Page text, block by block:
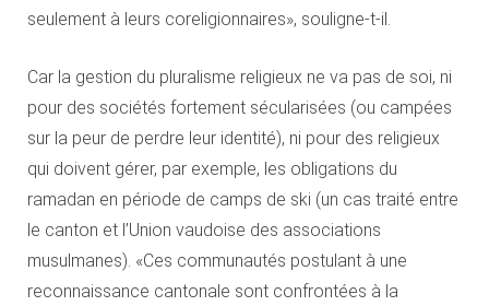
seulement à leurs coreligionnaires», souligne-t-il.
Car la gestion du pluralisme religieux ne va pas de soi, ni
pour des sociétés fortement sécularisées (ou campées
sur la peur de perdre leur identité), ni pour des religieux
qui doivent gérer, par exemple, les obligations du
ramadan en période de camps de ski (un cas traité entre
le canton et l’Union vaudoise des associations
musulmanes). «Ces communautés postulant à une
reconnaissance cantonale sont confrontées à la